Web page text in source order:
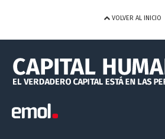
VOLVER AL INICIO